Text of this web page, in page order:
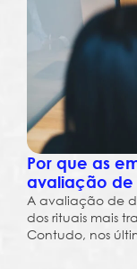
Por que as
avaliação de
A avaliação de
dos rituais mais
Contudo, nos